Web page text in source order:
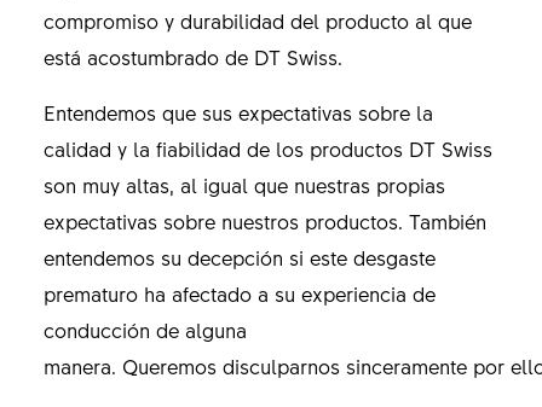
compromiso y durabilidad del producto al que
está acostumbrado de DT Swiss.
Entendemos que sus expectativas sobre la
calidad y la fiabilidad de los productos DT Swiss
son muy altas, al igual que nuestras propias
expectativas sobre nuestros productos. También
entendemos su decepción si este desgaste
prematuro ha afectado a su experiencia de
conducción de alguna
manera. Queremos disculparnos sinceramente por